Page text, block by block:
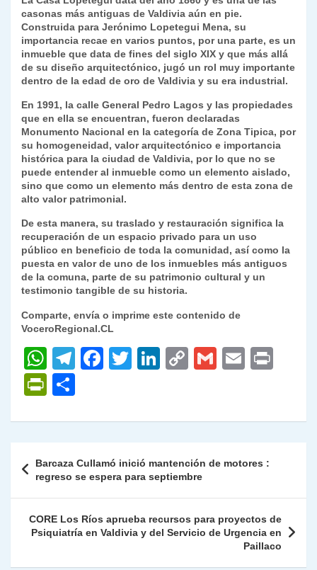
casonas más antiguas de Valdivia aún en pie.
Construida para Jerónimo Lopetegui Mena, su
importancia recae en varios puntos, por una parte, es un
inmueble que data de fines del siglo XIX y que más allá
de su diseño arquitectónico, jugó un rol muy importante
dentro de la edad de oro de Valdivia y su era industrial.
En 1991, la calle General Pedro Lagos y las propiedades
que en ella se encuentran, fueron declaradas
Monumento Nacional en la categoría de Zona Tipica, por
su homogeneidad, valor arquitectónico e importancia
histórica para la ciudad de Valdivia, por lo que no se
puede entender al inmueble como un elemento aislado,
sino que como un elemento más dentro de esta zona de
alto valor patrimonial.
De esta manera, su traslado y restauración significa la
recuperación de un espacio privado para un uso
público en beneficio de toda la comunidad, así como la
puesta en valor de uno de los inmuebles más antiguos
de la comuna, parte de su patrimonio cultural y un
testimonio tangible de su historia.
Comparte, envía o imprime este contenido de
VoceroRegional.CL
W
h
at
s
p
p
T
gr
m
F
e
o
o
k
T
er
Li
e
n
C
y
n
k
G
l
E
l
P
nt
ie
n
dl
y
m
p
ar
tir
de
entradas
Barcaza Cullamó inició mantención de motores :
regreso se espera para septiembre
CORE Los Ríos aprueba recursos para proyectos de
Psiquiatría en Valdivia y del Servicio de Urgencia en
Paillaco